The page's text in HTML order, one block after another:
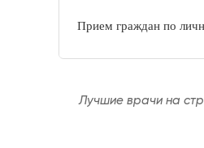
Прием граждан по
Лучшие врачи на